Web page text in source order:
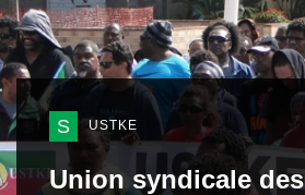
S USTKE
Union syndicale des